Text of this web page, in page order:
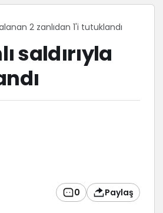
2 zanlıdan 1'i tutuklandı
saldırıyla
0 Paylaş